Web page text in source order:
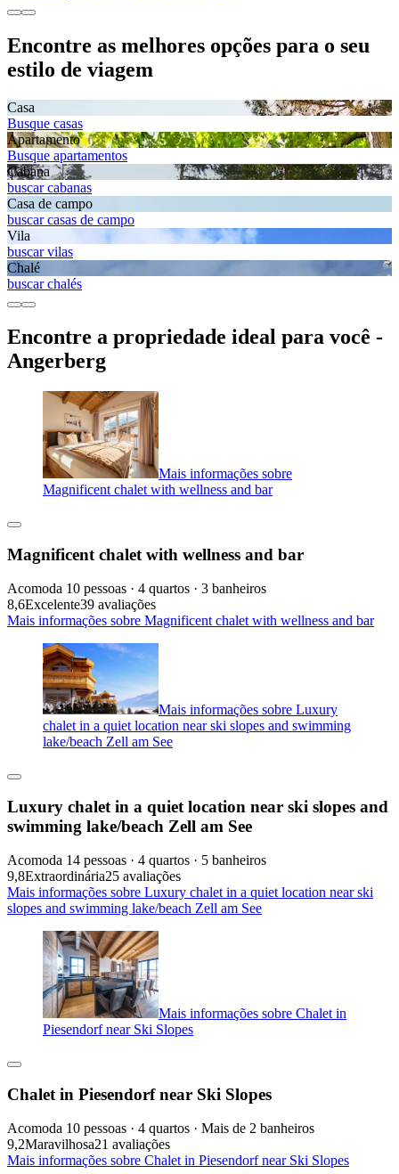
Encontre as melhores opções para o seu
estilo de viagem
Casa
Busque casas
Apartamento
Busque apartamentos
Cabana
buscar cabanas
Casa de campo
buscar casas de campo
Vila
buscar vilas
Chalé
buscar chalés
Encontre a propriedade ideal para você -
Angerberg
Mais informações sobre
Magnificent chalet with wellness and bar
Magnificent chalet with wellness and bar
Acomoda 10 pessoas · 4 quartos · 3 banheiros
8,6Excelente39 avaliações
Mais informações sobre Magnificent chalet with wellness and bar
Mais informações sobre Luxury
chalet in a quiet location near ski slopes and swimming
lake/beach Zell am See
Luxury chalet in a quiet location near ski slopes and
swimming lake/beach Zell am See
Acomoda 14 pessoas · 4 quartos · 5 banheiros
9,8Extraordinária25 avaliações
Mais informações sobre Luxury chalet in a quiet location near ski
slopes and swimming lake/beach Zell am See
Mais informações sobre Chalet in
Piesendorf near Ski Slopes
Chalet in Piesendorf near Ski Slopes
Acomoda 10 pessoas · 4 quartos · Mais de 2 banheiros
9,2Maravilhosa21 avaliações
Mais informações sobre Chalet in Piesendorf near Ski Slopes